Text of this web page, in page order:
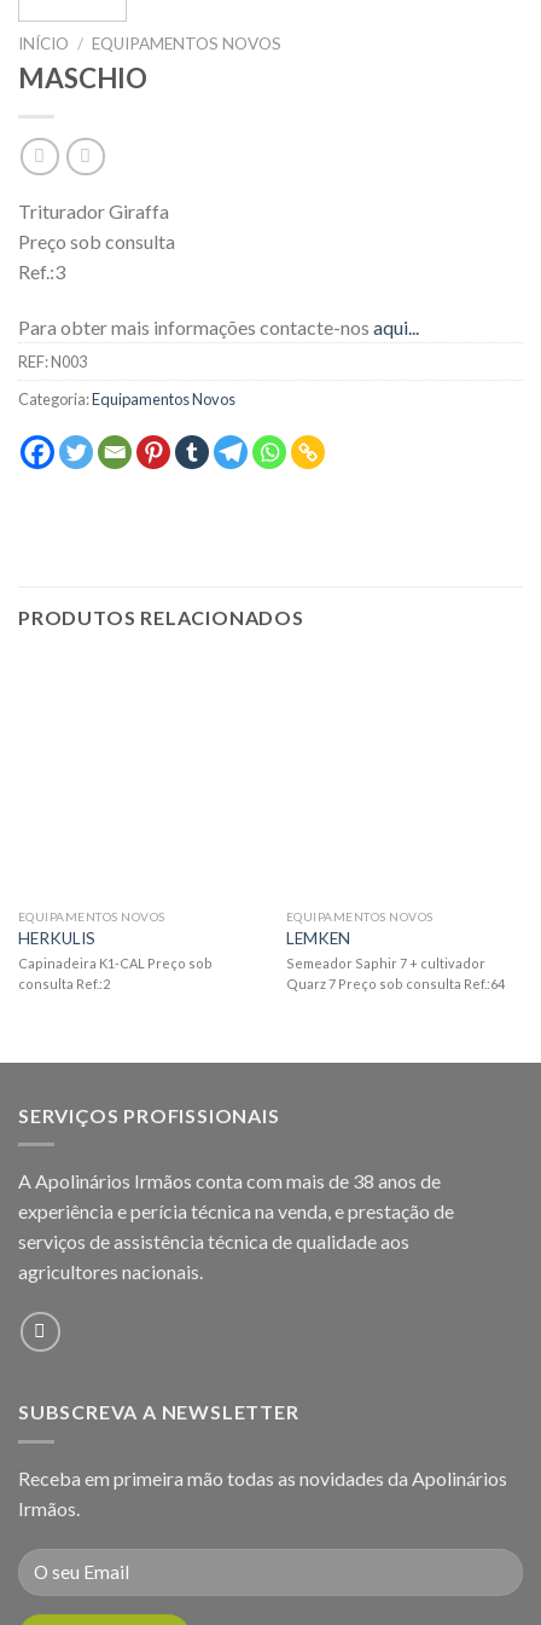
INÍCIO / EQUIPAMENTOS NOVOS
MASCHIO
Triturador Giraffa
Preço sob consulta
Ref.:3
Para obter mais informações contacte-nos aqui...
REF:N003
Categoria:Equipamentos Novos
PRODUTOS RELACIONADOS
EQUIPAMENTOS NOVOS
HERKULIS
Capinadeira K1-CAL Preço sob
consulta Ref.:2
EQUIPAMENTOS NOVOS
LEMKEN
Semeador Saphir 7 + cultivador
Quarz 7 Preço sob consulta Ref.:64
SERVIÇOS PROFISSIONAIS
A Apolinários Irmãos conta com mais de 38 anos de
experiência e perícia técnica na venda, e prestação de
serviços de assistência técnica de qualidade aos
agricultores nacionais.
SUBSCREVA A NEWSLETTER
Receba em primeira mão todas as novidades da Apolinários
Irmãos.